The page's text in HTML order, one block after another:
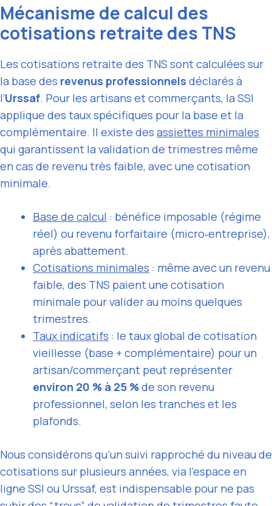
Mécanisme de calcul des
cotisations retraite des TNS
Les cotisations retraite des TNS sont calculées sur
la base des revenus professionnels déclarés à
l’Urssaf. Pour les artisans et commerçants, la SSI
applique des taux spécifiques pour la base et la
complémentaire. Il existe des assiettes minimales
qui garantissent la validation de trimestres même
en cas de revenu très faible, avec une cotisation
minimale.
Base de calcul : bénéfice imposable (régime
réel) ou revenu forfaitaire (micro‑entreprise),
après abattement.
Cotisations minimales : même avec un revenu
faible, des TNS paient une cotisation
minimale pour valider au moins quelques
trimestres.
Taux indicatifs : le taux global de cotisation
vieillesse (base + complémentaire) pour un
artisan/commerçant peut représenter
environ 20 % à 25 %de son revenu
professionnel, selon les tranches et les
plafonds.
Nous considérons qu’un suivi rapproché du niveau de
cotisations sur plusieurs années, via l’espace en
ligne SSI ou Urssaf, est indispensable pour ne pas